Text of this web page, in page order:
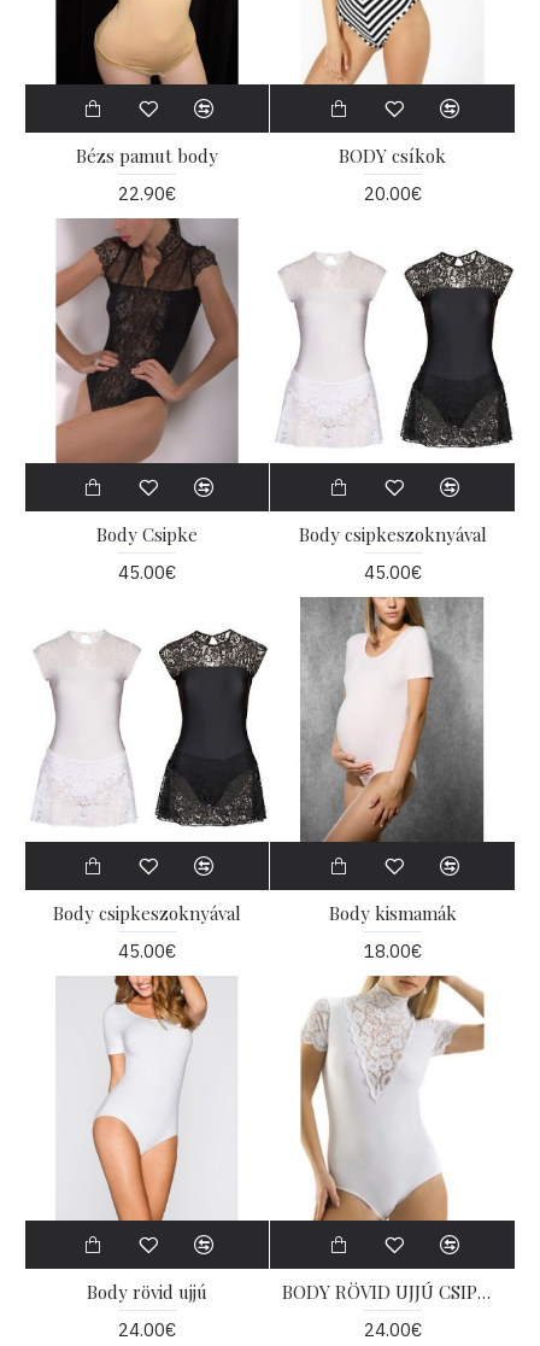
Bézs pamut body
22.90€
BODY csíkok
20.00€
Body Csipke
45.00€
Body csipkeszoknyával
45.00€
Body csipkeszoknyával
45.00€
Body kismamák
18.00€
Body rövid ujjú
24.00€
BODY RÖVID UJJÚ CSIPKÉVEL
24.00€